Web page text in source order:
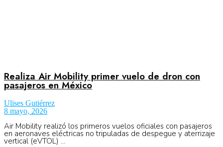
Realiza Air Mobility primer vuelo de dron con
pasajeros en México
Ulises Gutiérrez
8 mayo, 2026
Air Mobility realizó los primeros vuelos oficiales con pasajeros
en aeronaves eléctricas no tripuladas de despegue y aterrizaje
vertical (eVTOL) ...